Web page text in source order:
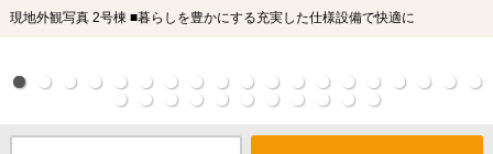
現地外観写真 2号棟 ■暮らしを豊かにする充実した仕様設備で快適に